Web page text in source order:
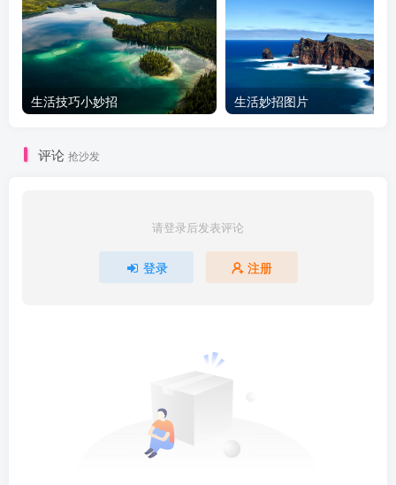
生活技巧小妙招 生活妙招图片
评论 抢沙发
请登录后发表评论
登录 注册